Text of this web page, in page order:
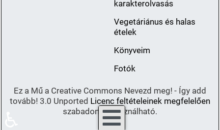
karakterolvasás
Vegetáriánus és halas
ételek
Könyveim
Fotók
Ez a Mű a Creative Commons Nevezd meg! - Így add
tovább! 3.0 Unported Licenc feltételeinek megfelelően
szabadon felhasználható.